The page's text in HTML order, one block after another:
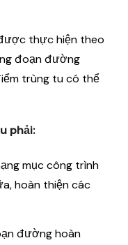
thực hiện theo
đoạn đường
trùng tu có thể
phải:
mục công trình
hoàn thiện các
đường hoàn